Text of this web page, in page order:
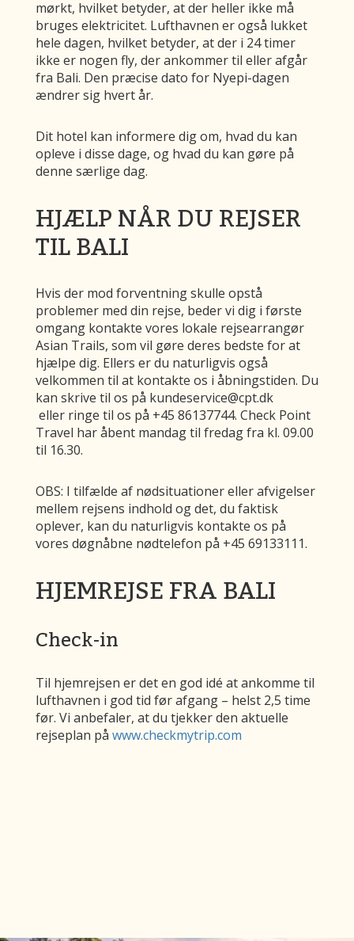
mørkt, hvilket betyder, at der heller ikke må
bruges elektricitet. Lufthavnen er også lukket
hele dagen, hvilket betyder, at der i 24 timer
ikke er nogen fly, der ankommer til eller afgår
fra Bali. Den præcise dato for Nyepi-dagen
ændrer sig hvert år.
Dit hotel kan informere dig om, hvad du kan
opleve i disse dage, og hvad du kan gøre på
denne særlige dag.
HJÆLP NÅR DU REJSER
TIL BALI
Hvis der mod forventning skulle opstå
problemer med din rejse, beder vi dig i første
omgang kontakte vores lokale rejsearrangør
Asian Trails, som vil gøre deres bedste for at
hjælpe dig. Ellers er du naturligvis også
velkommen til at kontakte os i åbningstiden. Du
kan skrive til os på kundeservice@cpt.dk
eller ringe til os på +45 86137744. Check Point
Travel har åbent mandag til fredag fra kl. 09.00
til 16.30.
OBS: I tilfælde af nødsituationer eller afvigelser
mellem rejsens indhold og det, du faktisk
oplever, kan du naturligvis kontakte os på
vores døgnåbne nødtelefon på +45 69133111.
HJEMREJSE FRA BALI
Check-in
Til hjemrejsen er det en god idé at ankomme til
lufthavnen i god tid før afgang – helst 2,5 time
før. Vi anbefaler, at du tjekker den aktuelle
rejseplan på www.checkmytrip.com